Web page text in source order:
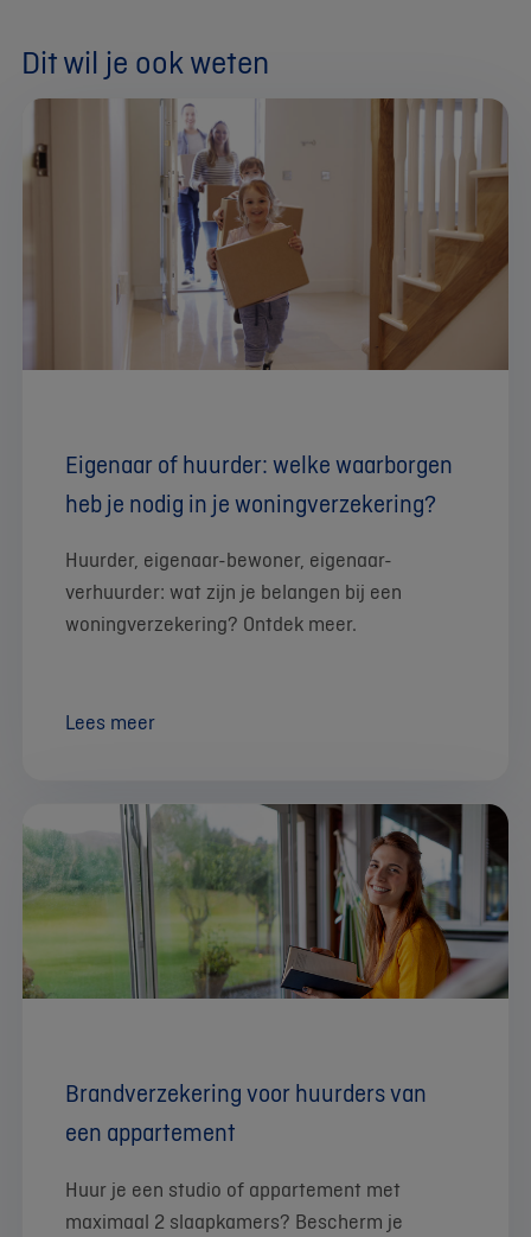
Dit wil je ook weten
Eigenaar of huurder: welke waarborgen
heb je nodig in je woningverzekering?
Huurder, eigenaar-bewoner, eigenaar-
verhuurder: wat zijn je belangen bij een
woningverzekering? Ontdek meer.
Lees meer
Brandverzekering voor huurders van
een appartement
Huur je een studio of appartement met
maximaal 2 slaapkamers? Bescherm je